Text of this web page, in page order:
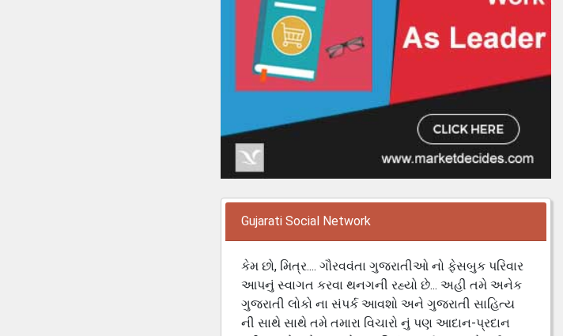
Gujarati Social Network
કેમ છો, મિત્ર.... ગૌરવવંતા ગુજરાતીઓ નો ફેસબુક પરિવાર
આપનું સ્વાગત કરવા થનગની રહ્યો છે... અહી તમે અનેક
ગુજરાતી લોકો ના સંપર્ક આવશો અને ગુજરાતી સાહિત્ય
ની સાથે સાથે તમે તમારા વિચારો નું પણ આદાન-પ્રદાન